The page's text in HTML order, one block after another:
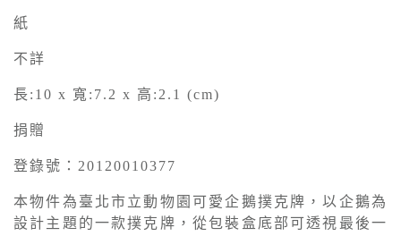
紙
不詳
長:10 x 寬:7.2 x 高:2.1 (cm)
捐贈
登錄號：20120010377
本物件為臺北市立動物園可愛企鵝撲克牌，以企鵝為
設計主題的一款撲克牌，從包裝盒底部可透視最後一